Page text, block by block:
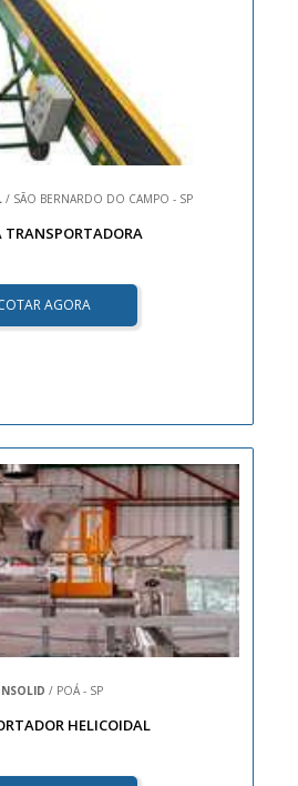
/ SÃO BERNARDO DO CAMPO - SP
TRANSPORTADORA
AGORA
/ POÁ - SP
HELICOIDAL